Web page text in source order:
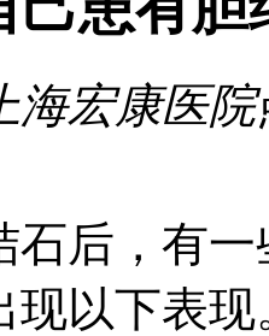
海宏康医院
，有一
现以下表